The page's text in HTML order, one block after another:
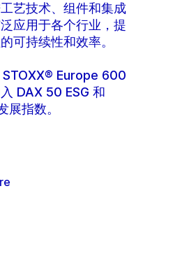
艺技术、组件和集成
应用于各个行业，提
可持续性和效率。
STOXX® Europe 600
DAX 50 ESG 和
展指数。